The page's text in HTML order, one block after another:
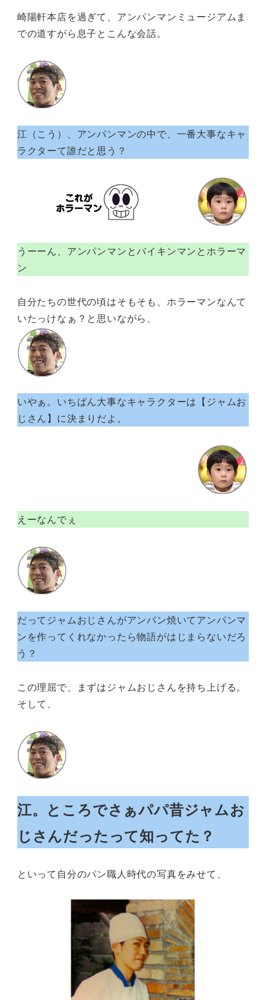
崎陽軒本店を過ぎて、アンパンマンミュージアムま
での道すがら息子とこんな会話。
江（こう）、アンパンマンの中で、一番大事なキャ
ラクターて誰だと思う？
うーーん、アンパンマンとバイキンマンとホラーマ
ン
自分たちの世代の頃はそもそも、ホラーマンなんて
いたっけなぁ？と思いながら、
いやぁ。いちばん大事なキャラクターは【ジャムお
じさん】に決まりだよ。
えーなんでぇ
だってジャムおじさんがアンパン焼いてアンパンマ
ンを作ってくれなかったら物語がはじまらないだろ
う？
この理屈で、まずはジャムおじさんを持ち上げる。
そして、
江。ところでさぁパパ昔ジャムお
じさんだったって知ってた？
といって自分のパン職人時代の写真をみせて、